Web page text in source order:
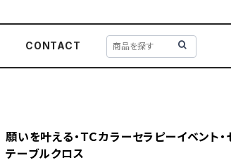
CONTACT
願いを叶える・ＴＣカラーセラピーイベント・
テーブルクロス